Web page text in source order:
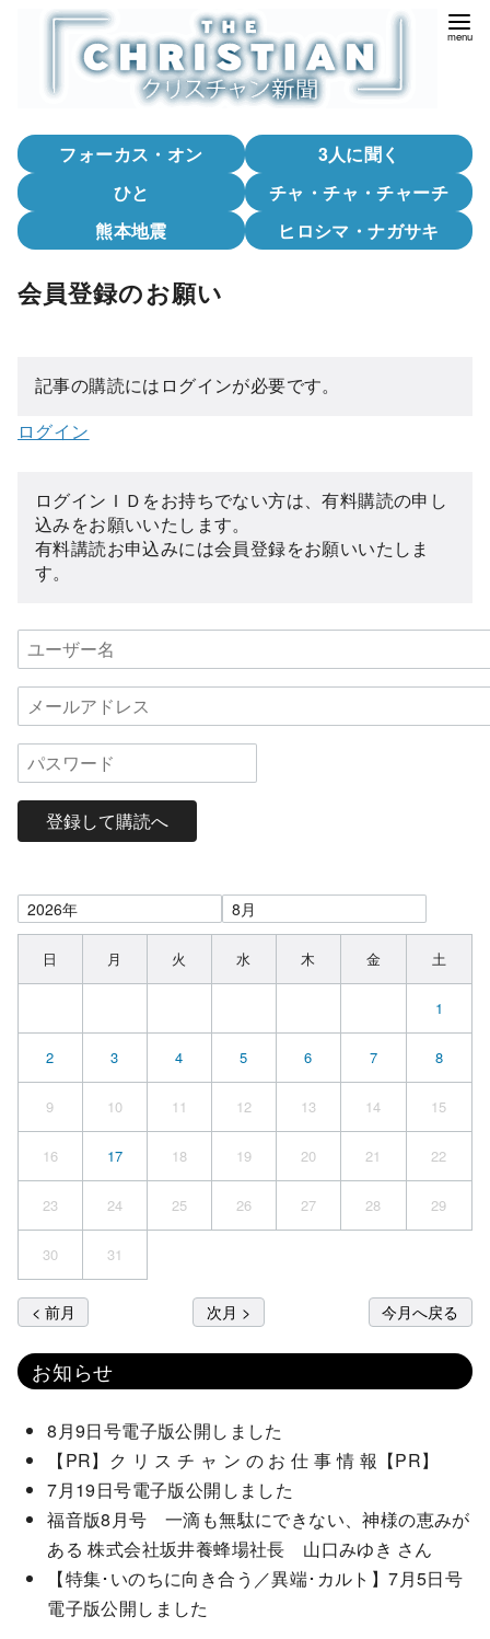
フォーカス・オン
3人に聞く
ひと
チャ・チャ・チャーチ
熊本地震
ヒロシマ・ナガサキ
会員登録のお願い
記事の購読にはログインが必要です。
ログイン
ログインＩＤをお持ちでない方は、有料購読の申し
込みをお願いいたします。
有料講読お申込みには会員登録をお願いいたしま
す。
登録して購読へ
日 月 火 水 木 金 土
1
2 3 4 5 6 7 8
9 10 11 12 13 14 15
16 17 18 19 20 21 22
23 24 25 26 27 28 29
30 31
< 前月 次月 > 今月へ戻る
お知らせ
8月9日号電子版公開しました
【PR】ク リ ス チ ャ ン の お 仕 事 情 報【PR】
7月19日号電子版公開しました
福音版8月号 一滴も無駄にできない、神様の恵みが
ある 株式会社坂井養蜂場社長 山口みゆき さん
【特集･いのちに向き合う／異端･カルト】7月5日号
電子版公開しました